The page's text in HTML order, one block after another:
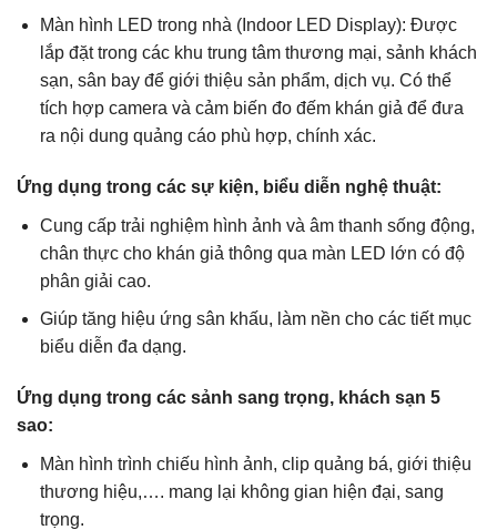
Màn hình LED trong nhà (Indoor LED Display): Được
lắp đặt trong các khu trung tâm thương mại, sảnh khách
sạn, sân bay để giới thiệu sản phẩm, dịch vụ. Có thể
tích hợp camera và cảm biến đo đếm khán giả để đưa
ra nội dung quảng cáo phù hợp, chính xác.
Ứng dụng trong các sự kiện, biểu diễn nghệ thuật:
Cung cấp trải nghiệm hình ảnh và âm thanh sống động,
chân thực cho khán giả thông qua màn LED lớn có độ
phân giải cao.
Giúp tăng hiệu ứng sân khấu, làm nền cho các tiết mục
biểu diễn đa dạng.
Ứng dụng trong các sảnh sang trọng, khách sạn 5
sao:
Màn hình trình chiếu hình ảnh, clip quảng bá, giới thiệu
thương hiệu,…. mang lại không gian hiện đại, sang
trọng.